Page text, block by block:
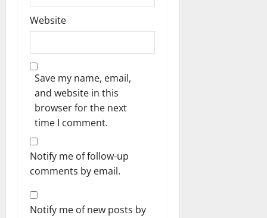
Website
Save my name, email,
and website in this
browser for the next
time I comment.
Notify me of follow-up
comments by email.
Notify me of new posts by